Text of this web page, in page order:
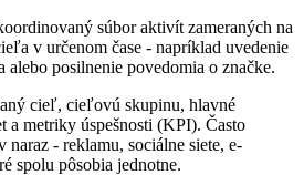
súbor aktivít zameraných na
v určenom čase - napríklad uvedenie
alebo posilnenie povedomia o značke.
cieľ, cieľovú skupinu, hlavné
a metriky úspešnosti (KPI). Často
- reklamu, sociálne siete, e-
spolu pôsobia jednotne.